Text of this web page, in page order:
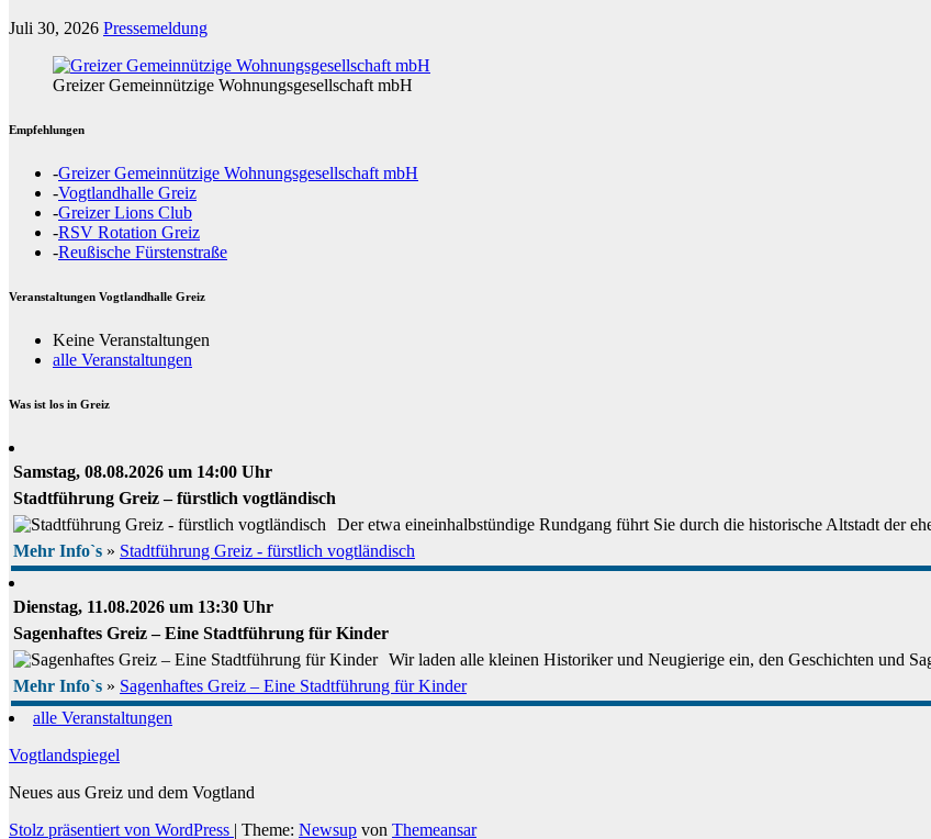
Juli 30, 2026 Pressemeldung
Greizer Gemeinnützige Wohnungsgesellschaft mbH
Empfehlungen
-Greizer Gemeinnützige Wohnungsgesellschaft mbH
-Vogtlandhalle Greiz
-Greizer Lions Club
-RSV Rotation Greiz
-Reußische Fürstenstraße
Veranstaltungen Vogtlandhalle Greiz
Keine Veranstaltungen
alle Veranstaltungen
Was ist los in Greiz
Samstag, 08.08.2026 um 14:00 Uhr
Stadtführung Greiz – fürstlich vogtländisch
Der etwa eineinhalbstündige Rundgang führt Sie durch die historische Altstadt der
Mehr Info`s » Stadtführung Greiz - fürstlich vogtländisch
Dienstag, 11.08.2026 um 13:30 Uhr
Sagenhaftes Greiz – Eine Stadtführung für Kinder
Wir laden alle kleinen Historiker und Neugierige ein, den Geschichten und
Mehr Info`s » Sagenhaftes Greiz – Eine Stadtführung für Kinder
alle Veranstaltungen
Vogtlandspiegel
Neues aus Greiz und dem Vogtland
Stolz präsentiert von WordPress | Theme: Newsup von Themeansar